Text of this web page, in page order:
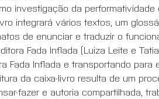
investigação da
integrará vários textos, um
de enunciar e traduzir o
Fada Inflada (Luiza Leite e
Fada Inflada e transportando
da caixa-livro resulta de um
fazer e autoria compartilhada,